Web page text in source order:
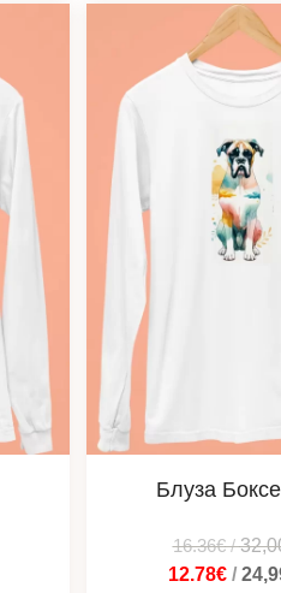
Блуза
16.36€/
12.78€ /